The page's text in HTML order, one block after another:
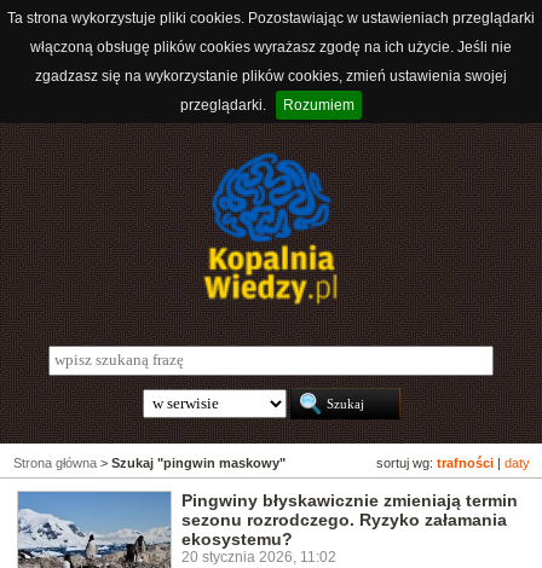
Ta strona wykorzystuje pliki cookies. Pozostawiając w ustawieniach przeglądarki
włączoną obsługę plików cookies wyrażasz zgodę na ich użycie. Jeśli nie
zgadzasz się na wykorzystanie plików cookies, zmień ustawienia swojej
przeglądarki.
Rozumiem
sortuj wg: trafności daty
Strona główna > Szukaj "pingwin maskowy"
Pingwiny błyskawicznie zmieniają termin
sezonu rozrodczego. Ryzyko załamania
ekosystemu?
20 stycznia 2026, 11:02